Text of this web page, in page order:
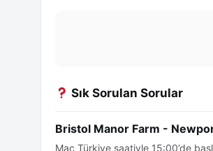
Sık Sorulan Sorular
Bristol Manor Farm -
Maç Türkiye saatiyle 15:00’de